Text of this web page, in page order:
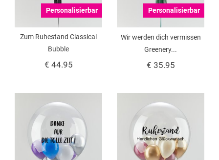
Personalisierbar
Zum Ruhestand Classical
Bubble
€ 44.95
Personalisierbar
Wir werden dich vermissen
Greenery...
€ 35.95